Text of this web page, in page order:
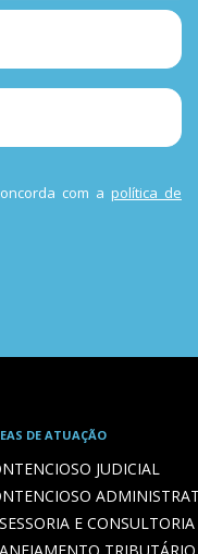
com a política de
DE ATUAÇÃO
JUDICIAL
E CONSULTORIA